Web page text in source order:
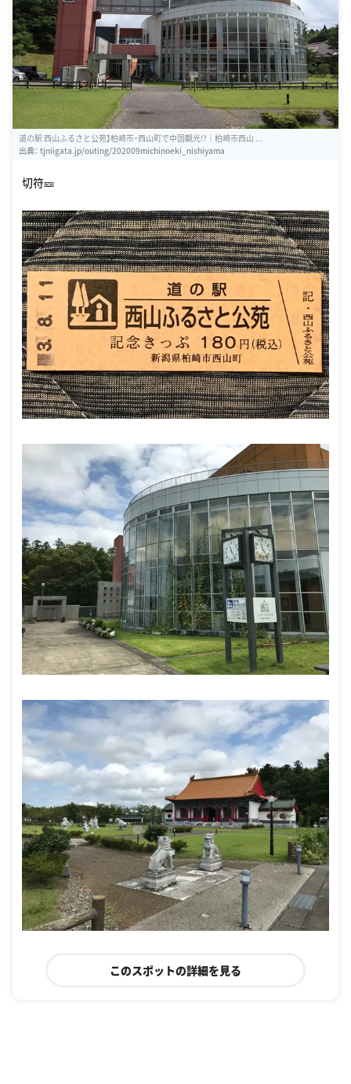
道の駅 西山ふるさと公苑】柏崎市・西山町で中国観光!?｜柏崎市西山 ...
出典： tjniigata.jp/outing/202009michinoeki_nishiyama
切符🎫
このスポットの詳細を見る